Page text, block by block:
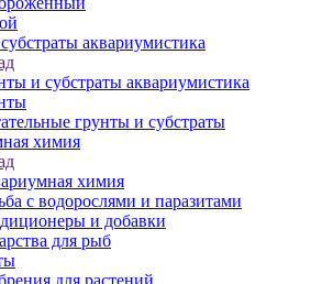
аквариумистика
и субстраты аквариумистика
грунты и субстраты
химия
химия
с водорослями и паразитами
и добавки
для рыб
для растений